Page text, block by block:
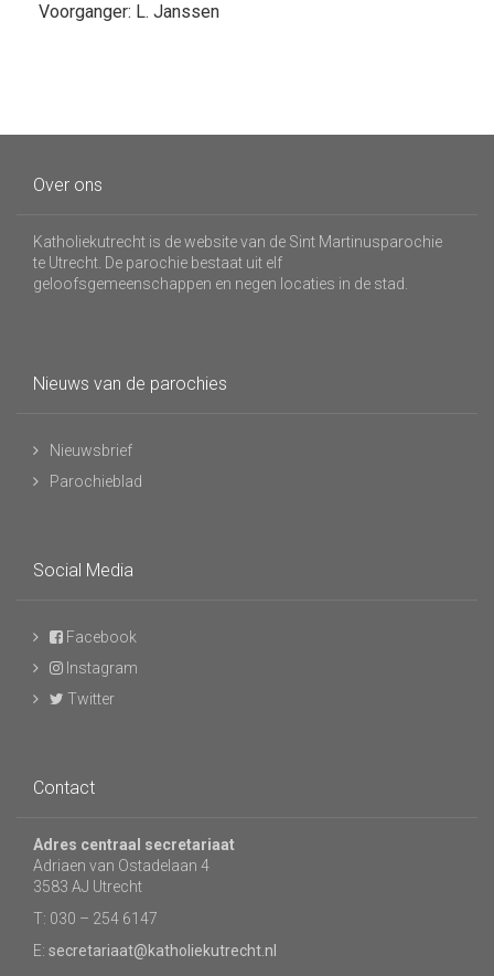
Voorganger: L. Janssen
Over ons
Katholiekutrecht is de website van de Sint Martinusparochie
te Utrecht. De parochie bestaat uit elf
geloofsgemeenschappen en negen locaties in de stad.
Nieuws van de parochies
Nieuwsbrief
Parochieblad
Social Media
Facebook
Instagram
Twitter
Contact
Adres centraal secretariaat
Adriaen van Ostadelaan 4
3583 AJ Utrecht
T: 030 – 254 6147
E: secretariaat@katholiekutrecht.nl